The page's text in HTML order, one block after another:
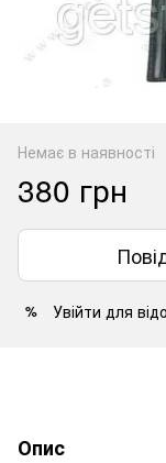
Немає в наявності
380 грн
% Увійти для
Опис